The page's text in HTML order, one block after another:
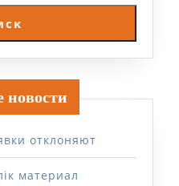
отклоняют
материал